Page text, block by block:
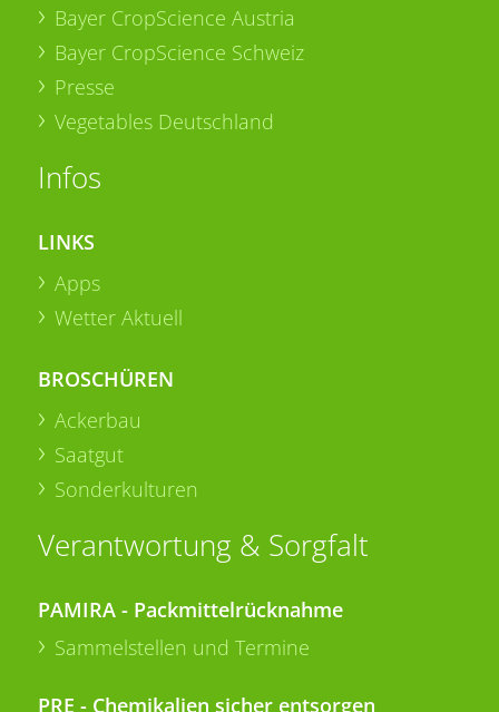
Bayer CropScience Austria
Bayer CropScience Schweiz
Presse
Vegetables Deutschland
Infos
LINKS
Apps
Wetter Aktuell
BROSCHÜREN
Ackerbau
Saatgut
Sonderkulturen
Verantwortung & Sorgfalt
PAMIRA - Packmittelrücknahme
Sammelstellen und Termine
PRE - Chemikalien sicher entsorgen